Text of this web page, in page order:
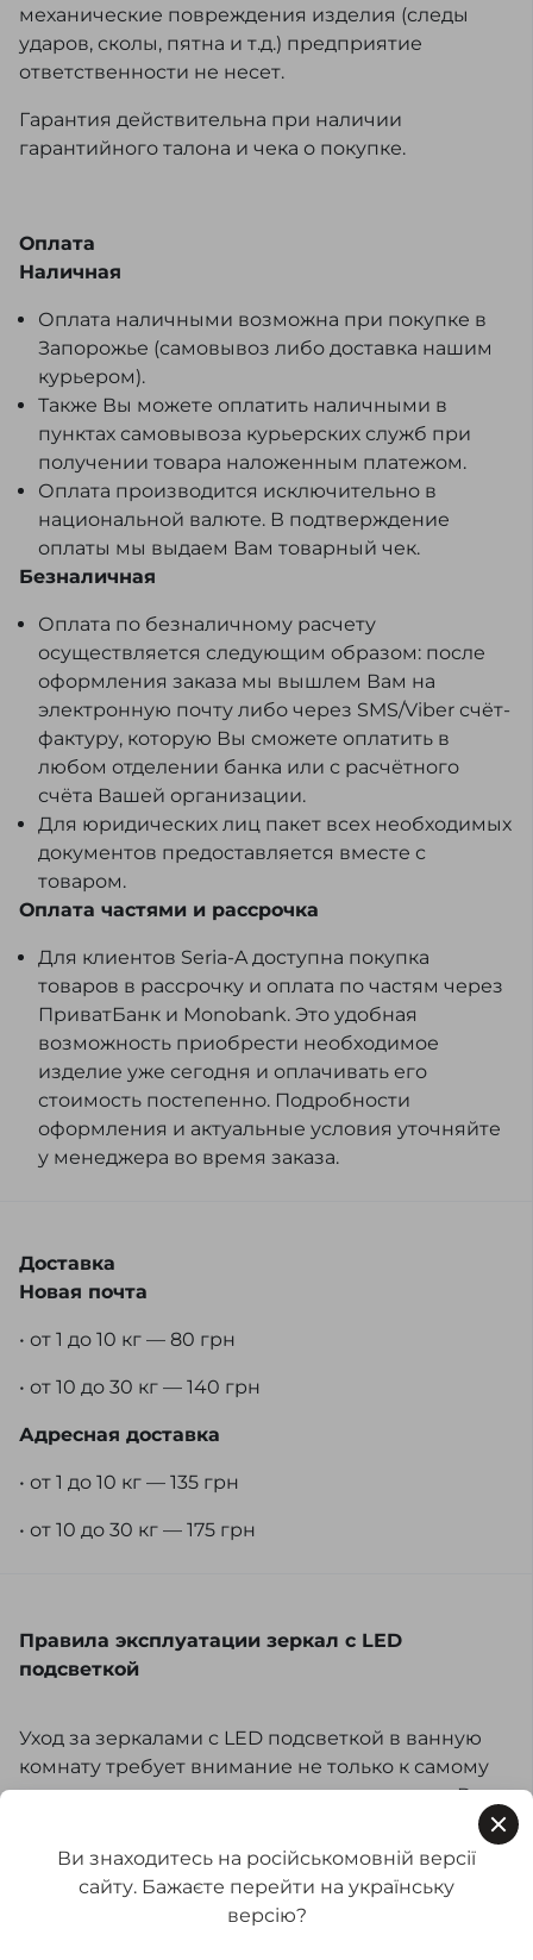
механические повреждения изделия (следы
ударов, сколы, пятна и т.д.) предприятие
ответственности не несет.
Гарантия действительна при наличии
гарантийного талона и чека о покупке.
Оплата
Наличная
Оплата наличными возможна при покупке в
Запорожье (самовывоз либо доставка нашим
курьером).
Также Вы можете оплатить наличными в
пунктах самовывоза курьерских служб при
получении товара наложенным платежом.
Оплата производится исключительно в
национальной валюте. В подтверждение
оплаты мы выдаем Вам товарный чек.
Безналичная
Оплата по безналичному расчету
осуществляется следующим образом: после
оформления заказа мы вышлем Вам на
электронную почту либо через SMS/Viber счёт-
фактуру, которую Вы сможете оплатить в
любом отделении банка или с расчётного
счёта Вашей организации.
Для юридических лиц пакет всех необходимых
документов предоставляется вместе с
товаром.
Оплата частями и рассрочка
Для клиентов Seria-A доступна покупка
товаров в рассрочку и оплата по частям через
ПриватБанк и Monobank. Это удобная
возможность приобрести необходимое
изделие уже сегодня и оплачивать его
стоимость постепенно. Подробности
оформления и актуальные условия уточняйте
у менеджера во время заказа.
Доставка
Новая почта
• от 1 до 10 кг — 80 грн
• от 10 до 30 кг — 140 грн
Адресная доставка
• от 1 до 10 кг — 135 грн
• от 10 до 30 кг — 175 грн
Правила эксплуатации зеркал с LED
подсветкой
Уход за зеркалами с LED подсветкой в ванную
комнату требует внимание не только к самому
зеркалу, но и к электронным компонентам. Вот
Чистка зеркала. Используйте мягкую ткань
для очистки зеркальной поверхности. Для
удаления пятен – используйте средства для
Ви знаходитесь на російськомовній версії
сайту. Бажаєте перейти на українську
версію?